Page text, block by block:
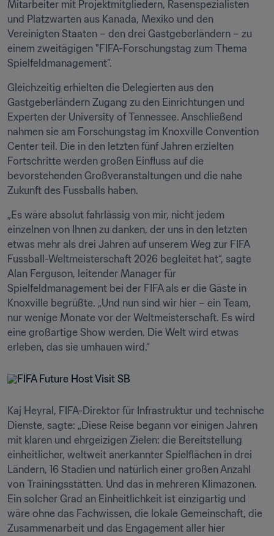
Mitarbeiter mit Projektmitgliedern, Rasenspezialisten
und Platzwarten aus Kanada, Mexiko und den
Vereinigten Staaten – den drei Gastgeberländern – zu
einem zweitägigen "FIFA-Forschungstag zum Thema
Spielfeldmanagement”.
Gleichzeitig erhielten die Delegierten aus den
Gastgeberländern Zugang zu den Einrichtungen und
Experten der University of Tennessee. Anschließend
nahmen sie am Forschungstag im Knoxville Convention
Center teil. Die in den letzten fünf Jahren erzielten
Fortschritte werden großen Einfluss auf die
bevorstehenden Großveranstaltungen und die nahe
Zukunft des Fussballs haben.
„Es wäre absolut fahrlässig von mir, nicht jedem
einzelnen von Ihnen zu danken, der uns in den letzten
etwas mehr als drei Jahren auf unserem Weg zur FIFA
Fussball-Weltmeisterschaft 2026 begleitet hat“, sagte
Alan Ferguson, leitender Manager für
Spielfeldmanagement bei der FIFA als er die Gäste in
Knoxville begrüßte. „Und nun sind wir hier – ein Team,
nur wenige Monate vor der Weltmeisterschaft. Es wird
eine großartige Show werden. Die Welt wird etwas
erleben, das sie umhauen wird.“
Kaj Heyral, FIFA-Direktor für Infrastruktur und technische
Dienste, sagte: „Diese Reise begann vor einigen Jahren
mit klaren und ehrgeizigen Zielen: die Bereitstellung
einheitlicher, weltweit anerkannter Spielflächen in drei
Ländern, 16 Stadien und natürlich einer großen Anzahl
von Trainingsstätten. Und das in mehreren Klimazonen.
Ein solcher Grad an Einheitlichkeit ist einzigartig und
wäre ohne das Fachwissen, die lokale Gemeinschaft, die
Zusammenarbeit und das Engagement aller hier